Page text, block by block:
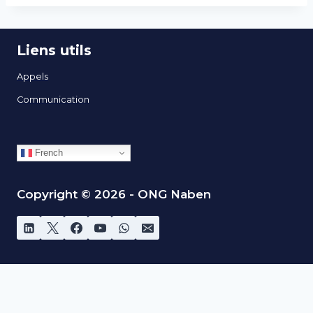
Copyright © 2026 - ONG Naben
Liens utils
Appels
Communication
French